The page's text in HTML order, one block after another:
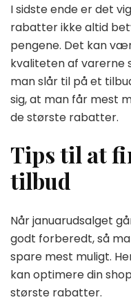
I sidste ende er det
rabatter ikke altid
pengene. Det kan
kvaliteten af varerne
man slår til på et
sig, at man får mest
de største rabatter.
Tips til at
tilbud
Når januarudsalget
godt forberedt, så
spare mest muligt.
kan optimere din
største rabatter.